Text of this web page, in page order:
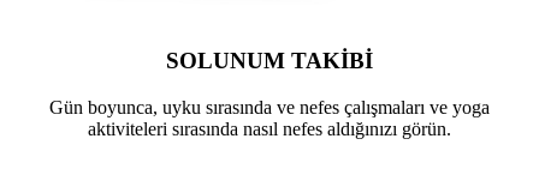
SOLUNUM TAKİBİ
Gün boyunca, uyku sırasında ve nefes çalışmaları ve yoga
aktiviteleri sırasında nasıl nefes aldığınızı görün.